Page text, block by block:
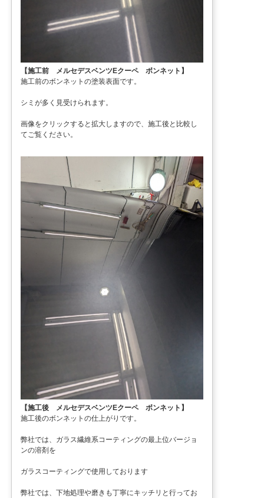
【施工前 メルセデスベンツEクーペ ボンネット】
施工前のボンネットの塗装表面です。
シミが多く見受けられます。
画像をクリックすると拡大しますので、施工後と比較し
てご覧ください。
【施工後 メルセデスベンツEクーペ ボンネット】
施工後のボンネットの仕上がりです。
弊社では、ガラス繊維系コーティングの最上位バージョ
ンの溶剤を
ガラスコーティングで使用しております
弊社では、下地処理や磨きも丁寧にキッチリと行ってお